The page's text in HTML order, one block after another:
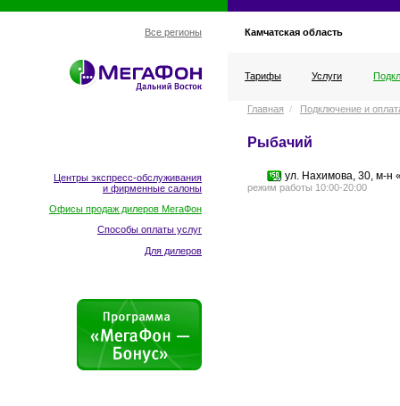
Все регионы Камчатская область
Тарифы Услуги
Центры экспресс-обслуживания
и фирменные салоны
Офисы продаж дилеров МегаФон
Способы оплаты услуг
Для дилеров
Главная / Подключение и
Рыбачий
ул. Нахимова, 30, м-н
режим работы 10:00-20:00